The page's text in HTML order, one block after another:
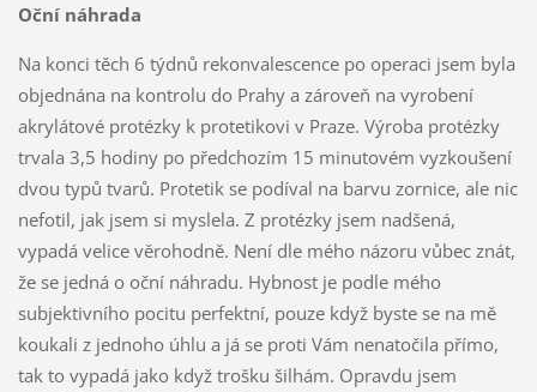
Oční náhrada
Na konci těch 6 týdnů rekonvalescence po operaci jsem byla
objednána na kontrolu do Prahy a zároveň na vyrobení
akrylátové protézky k protetikovi v Praze. Výroba protézky
trvala 3,5 hodiny po předchozím 15 minutovém vyzkoušení
dvou typů tvarů. Protetik se podíval na barvu zornice, ale nic
nefotil, jak jsem si myslela. Z protézky jsem nadšená,
vypadá velice věrohodně. Není dle mého názoru vůbec znát,
že se jedná o oční náhradu. Hybnost je podle mého
subjektivního pocitu perfektní, pouze když byste se na mě
koukali z jednoho úhlu a já se proti Vám nenatočila přímo,
tak to vypadá jako když trošku šilhám. Opravdu jsem